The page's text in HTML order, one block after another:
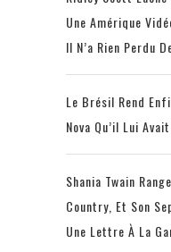
Une Amérique
Il N’a Rien Perdu
Le Brésil Rend
Nova Qu’il Lui
Shania Twain
Country, Et Son
Une Lettre À La